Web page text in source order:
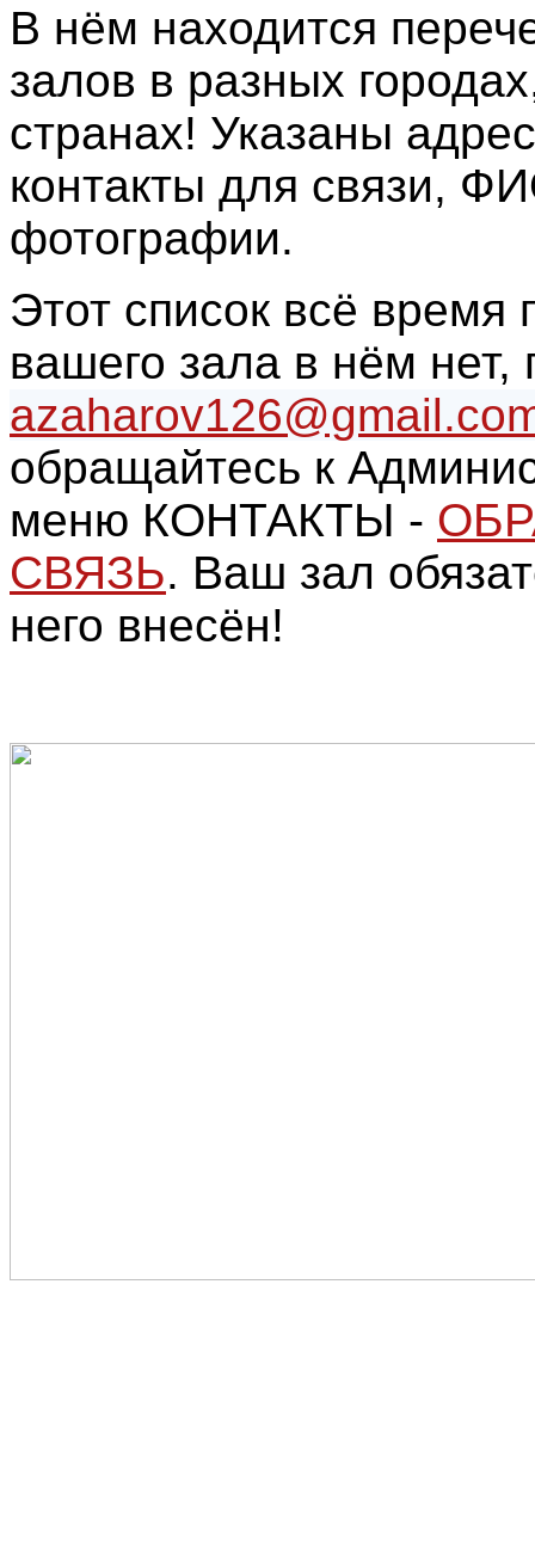
В нём находится
залов в разных
странах! Указаны
контакты для связи,
фотографии.
Этот список всё время
вашего зала в нём
обращайтесь к
меню КОНТАКТЫ -
СВЯЗЬ. Ваш зал
него внесён!